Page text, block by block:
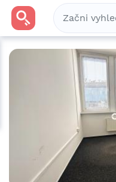
Skrýt Fotky